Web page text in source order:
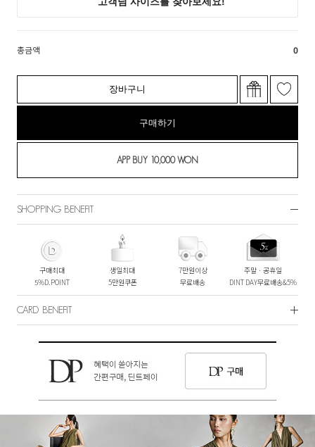
총금액 0
장바구니
구매하기
SHOPPING BENEFIT
구매최대
5%D.POINT
생일최대
5만원쿠폰
7만원이상
무료배송
주말ㆍ공휴일
DINT DAY무료배송&5%
CARD BENEFIT